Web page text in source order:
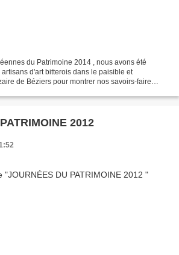
du Patrimoine 2014 , nous avons été
d'art bitterois dans le paisible et
de Béziers pour montrer nos savoirs-faire
2012